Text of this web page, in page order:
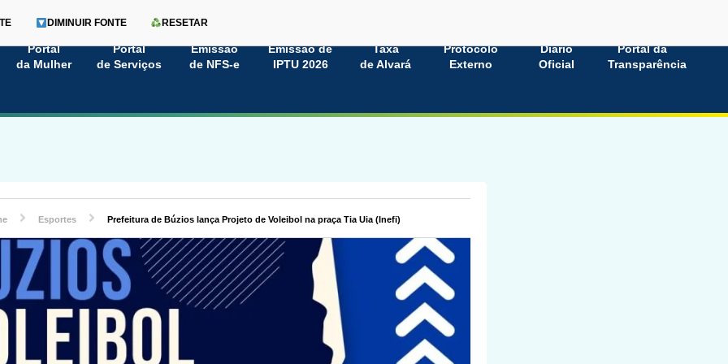
Portal
da Mulher
Portal
de Serviços
Emissão
de NFS-e
Emissão de
IPTU 2026
Taxa
de Alvará
Protocolo
Externo
Diário
Oficial
Portal da
Transparência
DIMINUIR FONTE RESETAR
Esportes Prefeitura de Búzios lança Projeto de Voleibol na praça Tia Uia (Inefi)